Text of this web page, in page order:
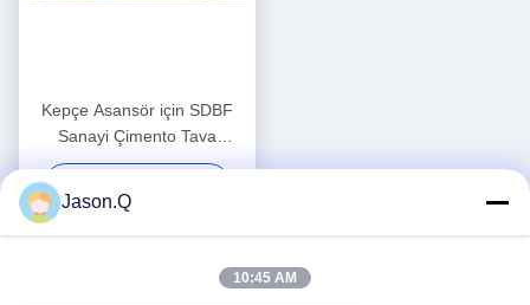
Kepçe Asansör için SDBF
Sanayi Çimento Tava
Konveyör Zinciri
Jason.Q
10:45 AM